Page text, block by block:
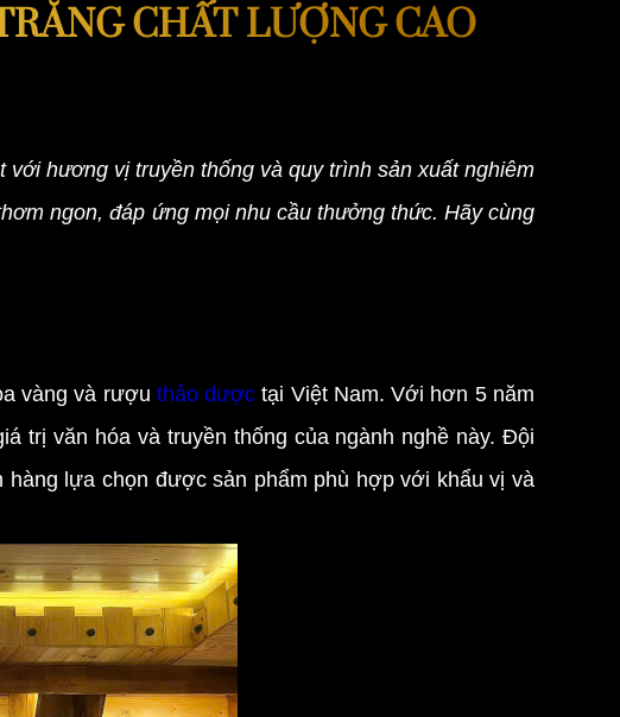
CHẤT LƯỢNG CAO
hương vị truyền thống và quy trình sản xuất nghiêm
ngon, đáp ứng mọi nhu cầu thưởng thức. Hãy cùng
vàng và rượu thảo dược tại Việt Nam. Với hơn 5 năm
trị văn hóa và truyền thống của ngành nghề này. Đội
hàng lựa chọn được sản phẩm phù hợp với khẩu vị và